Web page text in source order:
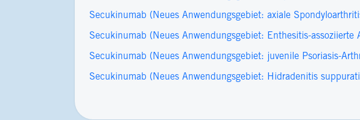
Secukinumab (Neues Anwendungsgebiet: axiale
Secukinumab (Neues Anwendungsgebiet: Enthesitis-assoziierte
Secukinumab (Neues Anwendungsgebiet: juvenile Psoriasis-
Secukinumab (Neues Anwendungsgebiet: Hidradenitis